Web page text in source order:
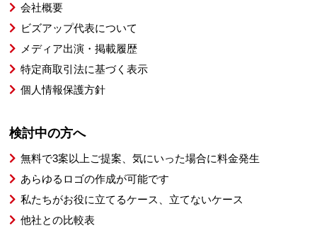
会社概要
ビズアップ代表について
メディア出演・掲載履歴
特定商取引法に基づく表示
個人情報保護方針
検討中の方へ
無料で3案以上ご提案、気にいった場合に料金発生
あらゆるロゴの作成が可能です
私たちがお役に立てるケース、立てないケース
他社との比較表